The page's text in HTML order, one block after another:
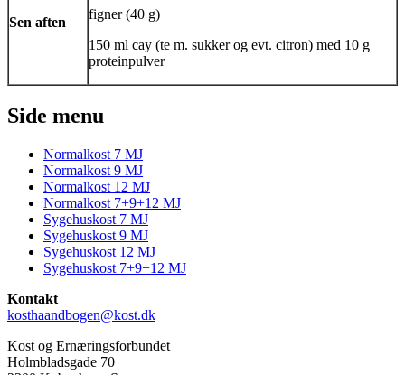
Sen aften
figner (40 g)
150 ml cay (te m. sukker og evt. citron) med 10 g
proteinpulver
Side menu
Normalkost 7 MJ
Normalkost 9 MJ
Normalkost 12 MJ
Normalkost 7+9+12 MJ
Sygehuskost 7 MJ
Sygehuskost 9 MJ
Sygehuskost 12 MJ
Sygehuskost 7+9+12 MJ
Kontakt
kosthaandbogen@kost.dk
Kost og Ernæringsforbundet
Holmbladsgade 70